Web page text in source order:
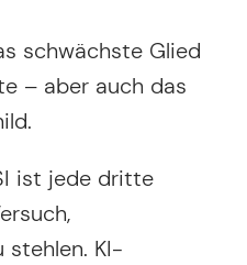
schwächste Glied
– aber auch das
ist jede dritte
stehlen. KI-